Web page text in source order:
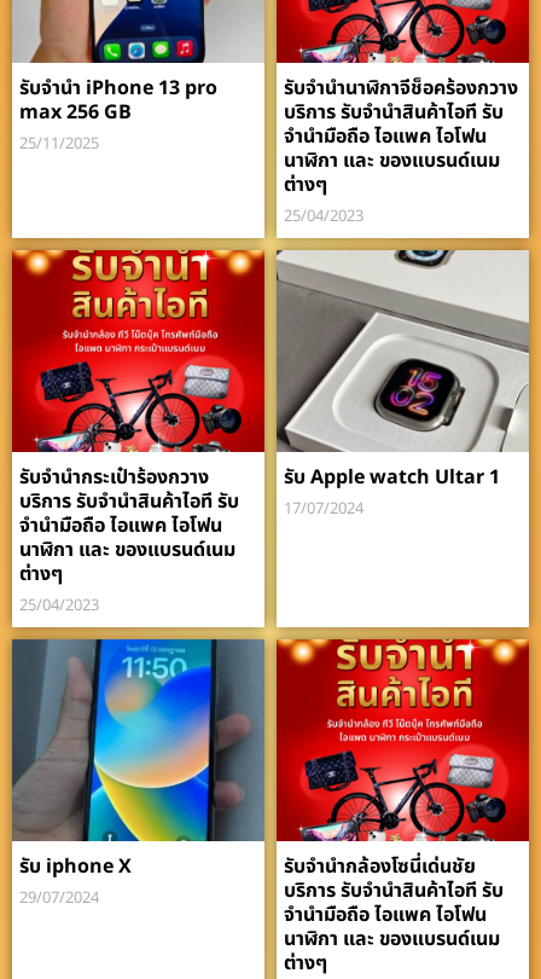
รับจำนำ iPhone 13 pro
max 256 GB
25/11/2025
รับจำนำนาฬิกาจีช็อคร้องกวาง
บริการ รับจำนำสินค้าไอที รับ
จำนำมือถือ ไอแพค ไอโฟน
นาฬิกา และ ของแบรนด์เนม
ต่างๆ
25/04/2023
รับจำนำกระเป๋าร้องกวาง
บริการ รับจำนำสินค้าไอที รับ
จำนำมือถือ ไอแพค ไอโฟน
นาฬิกา และ ของแบรนด์เนม
ต่างๆ
25/04/2023
รับ Apple watch Ultar 1
17/07/2024
รับ iphone X
29/07/2024
รับจำนำกล้องโซนี่เด่นชัย
บริการ รับจำนำสินค้าไอที รับ
จำนำมือถือ ไอแพค ไอโฟน
นาฬิกา และ ของแบรนด์เนม
ต่างๆ